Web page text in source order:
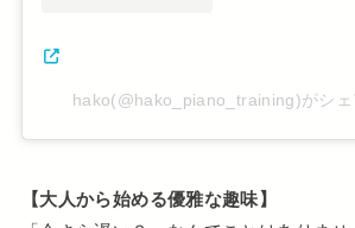
hako(@hako_piano_training)がシェ
【大人から始める優雅な趣味】